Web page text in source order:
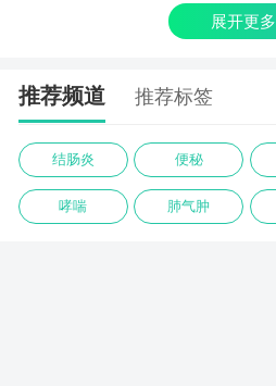
展开更多
推荐频道 推荐标签
结肠炎 便秘
哮喘 肺气肿